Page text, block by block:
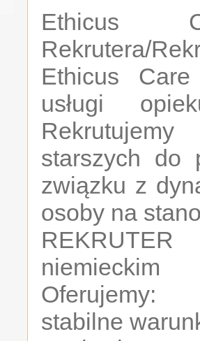
Ethicus
Rekrutera/
Ethicus
usługi
starszych do
związku z
osoby na
niemieckim
Oferujemy:
stabilne